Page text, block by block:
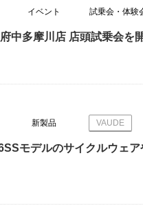
イベント 試乗会・体験
中多摩川店 店頭試乗会を
新製品 VAUDE
モデルのサイクルウェ